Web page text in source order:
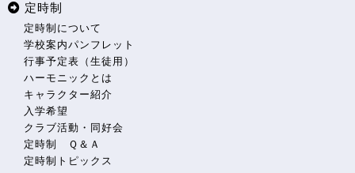
定時制
定時制について
学校案内パンフレット
行事予定表（生徒用）
ハーモニックとは
キャラクター紹介
入学希望
クラブ活動・同好会
定時制 Ｑ＆Ａ
定時制トピックス